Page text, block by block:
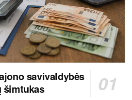
savivaldybės
šimtukas